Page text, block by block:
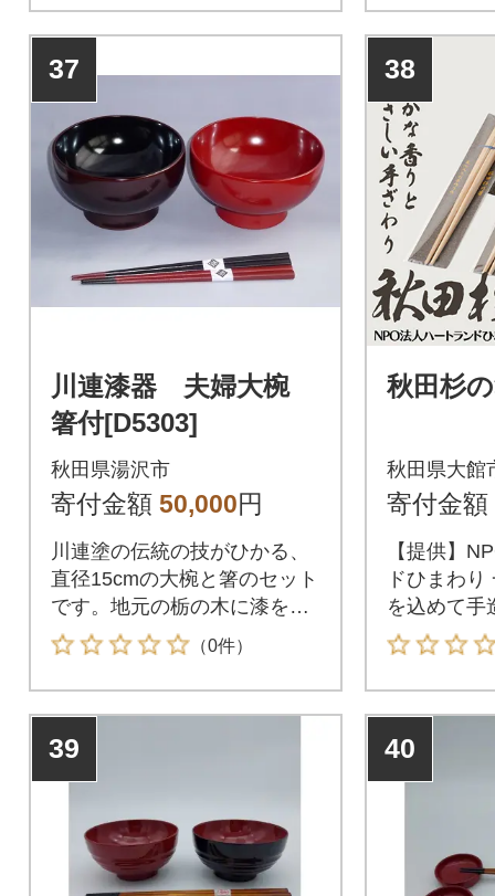
37
川連漆器 夫婦大椀
箸付[D5303]
秋田県湯沢市
寄付金額 50,000円
川連塗の伝統の技がひかる、
直径15cmの大椀と箸のセット
です。地元の栃の木に漆を塗
り重ねた、漆の美しさがさえ
る大椀です。親子丼や蕎麦、
うどんなどにお使い下さい
（0件）
38
秋田杉
秋田県大館
寄付金額
【提供】
ドひまわ
を込めて手
す。【お礼
39 40